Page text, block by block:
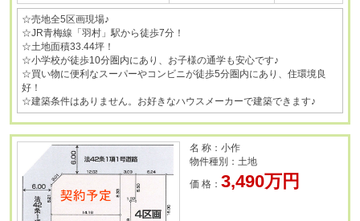
☆売地全5区画現場♪
☆JR青梅線「羽村」駅から徒歩7分！
☆土地面積33.44坪！
☆小学校が徒歩10分圏内にあり、お子様の通学も安心です♪
☆買い物に便利なスーパーやコンビニが徒歩5分圏内にあり、住環境良
好！
☆建築条件はありません。お好きなハウスメーカーで建築できます♪
名 称：小作
物件種別：土地
価 格： 3,490万円